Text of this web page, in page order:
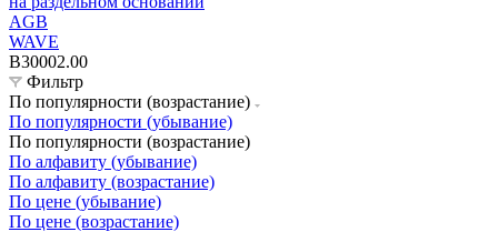
AGB
WAVE
B30002.00
Фильтр
По популярности (возрастание)
По популярности (убывание)
По популярности (возрастание)
По алфавиту (убывание)
По алфавиту (возрастание)
По цене (убывание)
По цене (возрастание)